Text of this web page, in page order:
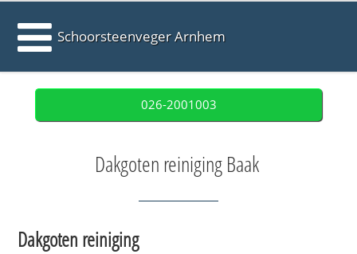
Schoorsteenveger Arnhem
026-2001003
Dakgoten reiniging Baak
Dakgoten reiniging